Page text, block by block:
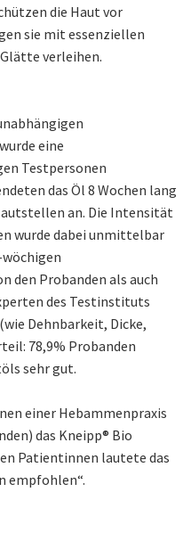
die Haut vor
sie mit essenziellen
verleihen.
eine
Testpersonen
das Öl 8 Wochen lang
an. Die Intensität
wurde dabei unmittelbar
wöchigen
den Probanden als auch
des Testinstituts
Dehnbarkeit, Dicke,
78,9% Probanden
sehr gut.
einer Hebammenpraxis
das Kneipp® Bio
Patientinnen lautete das
empfohlen“.